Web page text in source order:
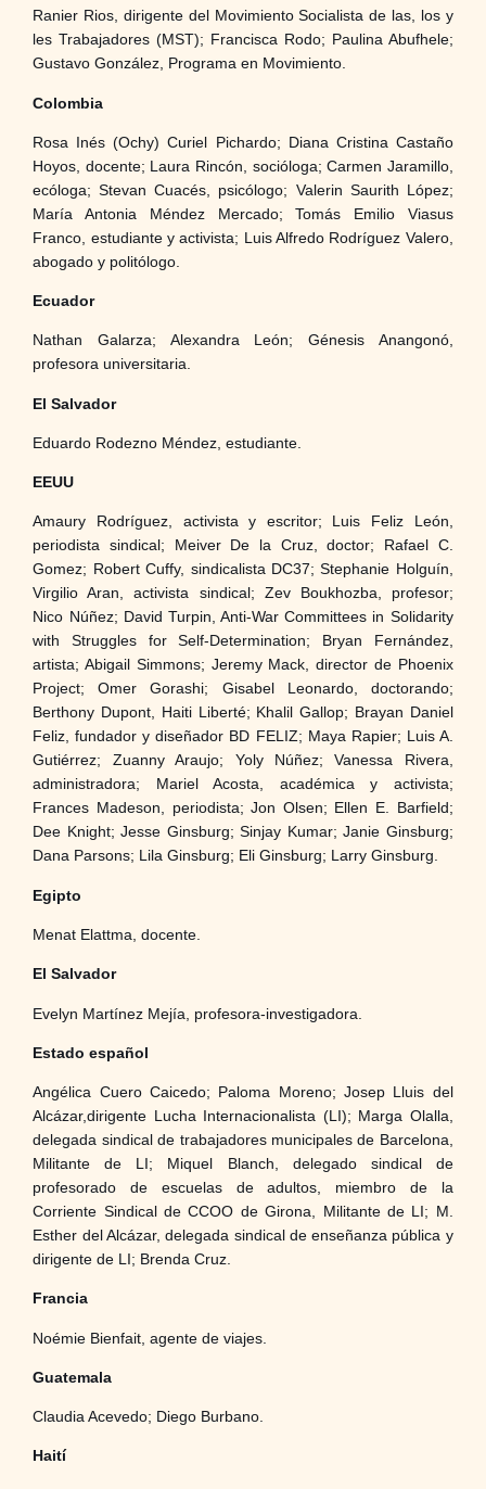
Ranier Rios, dirigente del Movimiento Socialista de las, los y
les Trabajadores (MST); Francisca Rodo; Paulina Abufhele;
Gustavo González, Programa en Movimiento.
Colombia
Rosa Inés (Ochy) Curiel Pichardo; Diana Cristina Castaño
Hoyos, docente; Laura Rincón, socióloga; Carmen Jaramillo,
ecóloga; Stevan Cuacés, psicólogo; Valerin Saurith López;
María Antonia Méndez Mercado; Tomás Emilio Viasus
Franco, estudiante y activista; Luis Alfredo Rodríguez Valero,
abogado y politólogo.
Ecuador
Nathan Galarza; Alexandra León; Génesis Anangonó,
profesora universitaria.
El Salvador
Eduardo Rodezno Méndez, estudiante.
EEUU
Amaury Rodríguez, activista y escritor; Luis Feliz León,
periodista sindical; Meiver De la Cruz, doctor; Rafael C.
Gomez; Robert Cuffy, sindicalista DC37; Stephanie Holguín,
Virgilio Aran, activista sindical; Zev Boukhozba, profesor;
Nico Núñez; David Turpin, Anti-War Committees in Solidarity
with Struggles for Self-Determination; Bryan Fernández,
artista; Abigail Simmons; Jeremy Mack, director de Phoenix
Project; Omer Gorashi; Gisabel Leonardo, doctorando;
Berthony Dupont, Haiti Liberté; Khalil Gallop; Brayan Daniel
Feliz, fundador y diseñador BD FELIZ; Maya Rapier; Luis A.
Gutiérrez; Zuanny Araujo; Yoly Núñez; Vanessa Rivera,
administradora; Mariel Acosta, académica y activista;
Frances Madeson, periodista; Jon Olsen; Ellen E. Barfield;
Dee Knight; Jesse Ginsburg; Sinjay Kumar; Janie Ginsburg;
Dana Parsons; Lila Ginsburg; Eli Ginsburg; Larry Ginsburg.
Egipto
Menat Elattma, docente.
El Salvador
Evelyn Martínez Mejía, profesora-investigadora.
Estado español
Angélica Cuero Caicedo; Paloma Moreno; Josep Lluis del
Alcázar,dirigente Lucha Internacionalista (LI); Marga Olalla,
delegada sindical de trabajadores municipales de Barcelona,
Militante de LI; Miquel Blanch, delegado sindical de
profesorado de escuelas de adultos, miembro de la
Corriente Sindical de CCOO de Girona, Militante de LI; M.
Esther del Alcázar, delegada sindical de enseñanza pública y
dirigente de LI; Brenda Cruz.
Francia
Noémie Bienfait, agente de viajes.
Guatemala
Claudia Acevedo; Diego Burbano.
Haití